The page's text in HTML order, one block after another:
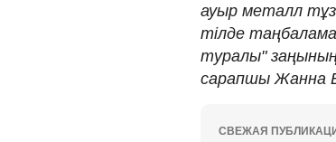
ауыр металл
тілде
туралы" заңының
сарапшы Жанна
СВЕЖАЯ